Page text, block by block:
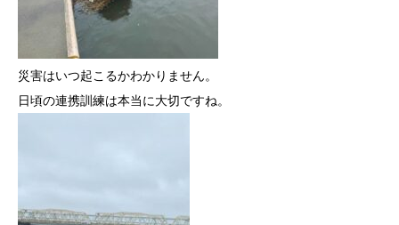
災害はいつ起こるかわかりません。
日頃の連携訓練は本当に大切ですね。